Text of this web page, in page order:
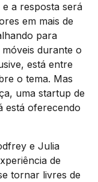
e a resposta será
em mais de
para
durante o
está entre
o tema. Mas
uma startup de
está oferecendo
e Julia
de
tornar livres de